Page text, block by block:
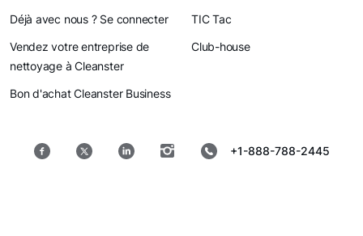
Déjà avec nous ? Se connecter
Vendez votre entreprise de
nettoyage à Cleanster
Bon d'achat Cleanster Business
TIC Tac
Club-house
+1-888-788-2445